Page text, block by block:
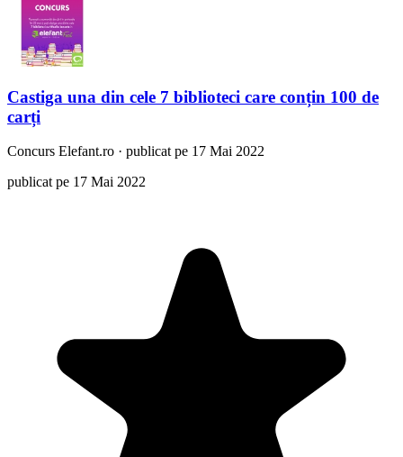
Castiga una din cele 7 biblioteci care conțin 100 de
carți
Concurs Elefant.ro · publicat pe 17 Mai 2022
publicat pe 17 Mai 2022